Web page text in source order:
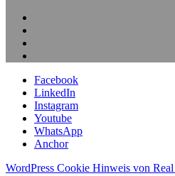
Facebook
LinkedIn
Instagram
Youtube
WhatsApp
Anchor
WordPress Cookie Hinweis von